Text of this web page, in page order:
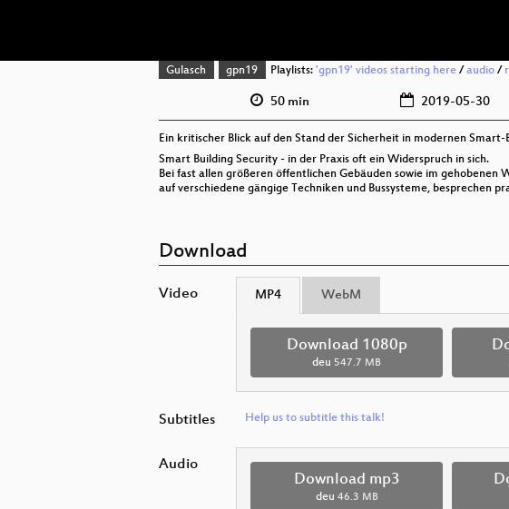
Gulasch gpn19 Playlists: 'gpn19' videos starting here/ audio/
50 min 2019-05-30
Ein kritischer Blick auf den Stand der Sicherheit in modernen Smart-
Smart Building Security - in der Praxis oft ein Widerspruch in sich.
Bei fast allen größeren öffentlichen Gebäuden sowie im
auf verschiedene gängige Techniken und Bussysteme, besprechen
Download
Video MP4 WebM
Download 1080p
deu 547.7 MB
Subtitles Help us to subtitle this talk!
Audio
Download mp3
deu 46.3 MB